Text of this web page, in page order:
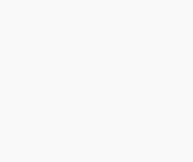
עשרות לקוחות,
בחשד למרמה בעסקת